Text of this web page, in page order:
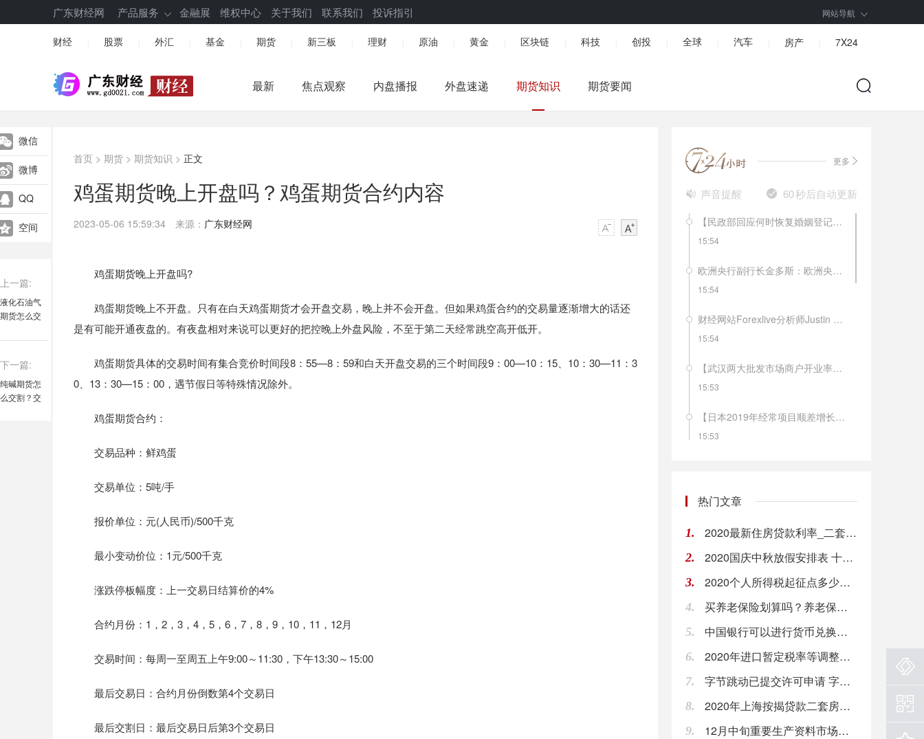
广东财经网 产品服务 金融展 维权中心 关于我们 联系我们 投诉指引 网站导航
财经 股票 外汇 基金 期货 新三板 理财 原油 黄金 区块链 科技 创投 全球 汽车 房产 7X24
最新 焦点观察 内盘播报 外盘速递 期货知识 期货要闻
微信
微博
QQ
空间
上一篇:
液化石油气
期货怎么交
方式
下一篇:
纯碱期货怎
么交割？交
首页 > 期货 > 期货知识 > 正文
鸡蛋期货晚上开盘吗？鸡蛋期货合约内容
2023-05-06 15:59:34 来源： 广东财经网
鸡蛋期货晚上开盘吗?
鸡蛋期货晚上不开盘。只有在白天鸡蛋期货才会开盘交易，晚上并不会开盘。但如果鸡蛋合约的交易量逐渐增大的话还
是有可能开通夜盘的。有夜盘相对来说可以更好的把控晚上外盘风险，不至于第二天经常跳空高开低开。
鸡蛋期货具体的交易时间有集合竞价时间段8：55—8：59和白天开盘交易的三个时间段9：00—10：15、10：30—11：3
0、13：30—15：00，遇节假日等特殊情况除外。
鸡蛋期货合约：
交易品种：鲜鸡蛋
交易单位：5吨/手
报价单位：元(人民币)/500千克
最小变动价位：1元/500千克
涨跌停板幅度：上一交易日结算价的4%
合约月份：1，2，3，4，5，6，7，8，9，10，11，12月
交易时间：每周一至周五上午9:00～11:30，下午13:30～15:00
最后交易日：合约月份倒数第4个交易日
最后交割日：最后交易日后第3个交易日
更多
声音提醒 60秒后自动更新
【民政部回应何时恢复婚姻登记】民政部社会事务司二级巡视员杨宗涛表示，婚姻登记场所是人群聚集场所，部分地区暂停婚姻登记工作是对人民群众安全负责。未停止登记的地方推广用电话、网络、qq群预约登记，控制登记人数，分批分段登记，减少人员聚集和在登记机关停留时间。已停止婚姻登记地方将根据当地疫情控制情况逐渐恢复。
15:54
欧洲央行副行长金多斯：欧洲央行还没有达到逆转利率。宽松政策的副作用更明显了。
15:54
财经网站Forexlive分析师Justin Low评瑞士1月CPI月率：尽管通胀年率保持稳定，但核心通胀率有所下降，这一点令人更加担忧。这只是进一步巩固了瑞士央行维持现有货币政策不变，并可能在未来寻求更多宽松措施的观点。
15:54
【武汉两大批发市场商户开业率超过80%】商务部市场建设司司长朱小良10日称，目前武汉生活必需品供应基本正常，除冷鲜肉、鲜叶菜等少数品种存在结构性短缺外，大部分重要生活物资供应充足，未发生明显抢购或脱销断档情况。当地白沙洲和四季美两大批发市场正常营业，商户开业率超过80%，日交易量上升至3000吨以上。（国是直通车）
15:53
【日本2019年经常项目顺差增长4.4%】日本财务省10日发布的国际收支初步统计报告显示，主要受外国人入境游消费扩大影响，2019年日本经常项目顺差增长4.4%。报告显示，2019年日本经常项目顺差为20.06万亿日元（1美元约合109.8日元）。其中，商品贸易方面，由于液化天然气价格下跌等因素，进口下降5.6%至75.56万亿日元；由于汽车部件及钢铁等产品出口减少，出口下降6.3%至76.12万亿日元。货物贸易顺差减少53.8%，为5536亿日元。（新华社）
15:53
15:52
英镑兑美元GBP/USD短线走低13点，现报1.2890。
15:52
【宁德时代“供电”国产特斯拉 有望拉低售价20%】全国乘联会秘书长崔东树分析认为，“随着特斯拉国产化率提升和产能爬坡，未来特斯拉国产车型的价格下探空间还是很大的。”他预计今年下半年，国产Model 3车型的售价就有望降至25万元，降幅接近20%。（新京报）
15:51
【内蒙古：对不裁员或少裁员企业返还上年度50%失业保险费】据内蒙古新型冠状病毒肺炎疫情防控工作指挥部消息，疫情期间，内蒙古对不裁员或少裁员的企业返还上年度实际缴纳失业保险费的50%，对面临暂时性经营困难的中小企业，返还标准提高到上年度6个月企业及其职工缴纳社会保险费的50%。
15:51
【商务部：2019年服务进出口总额54152.9亿元 同比增长2.8%】商务部新闻发言人表示，2019年，在服务贸易创新发展试点等政策的激励下，我国服务贸易总体保持平稳向上态势，逆差明显下降，结构显著优化，高质量发展成效初步显现。全年服务进出口总额54152.9亿元（人民币，下同），同比增长2.8%。其中，出口总额19564.0亿元，同比增长8.9%；进口总额34588.9亿元，同比减少0.4%。（第一财经）
15:51
热门文章
1. 2020最新住房贷款利率_二套房可以用公积金贷款吗_申请对二套房公积金流程
2. 2020国庆中秋放假安排表 十一出行省钱攻略
3. 2020个人所得税起征点多少？个人所得税如何计算
4. 买养老保险划算吗？养老保险怎么买?
5. 中国银行可以进行货币兑换吗?中国银行外币兑换流程
6. 2020年进口暂定税率等调整方案的通知 7月1日起，取消7项信息技术产品进口暂定税率
7. 字节跳动已提交许可申请 字节跳动是做什么的
8. 2020年上海按揭贷款二套房的利率是多少？
9. 12月中旬重要生产资料市场价格：21种上涨 23种下降